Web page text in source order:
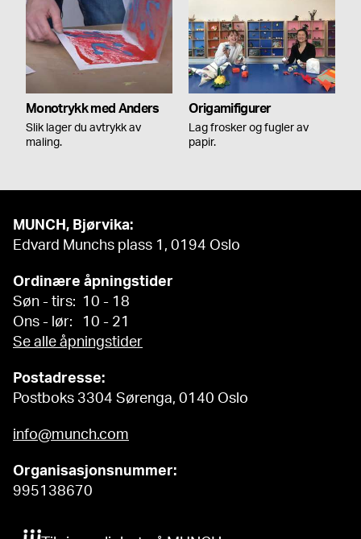
Monotrykk med Anders
Slik lager du avtrykk av
maling.
Origamifigurer
Lag frosker og fugler av
papir.
MUNCH, Bjørvika:
Edvard Munchs plass 1, 0194 Oslo
Ordinære åpningstider
Søn - tirs: 10 - 18
Ons - lør: 10 - 21
Se alle åpningstider
Postadresse:
Postboks 3304 Sørenga, 0140 Oslo
info@munch.com
Organisasjonsnummer:
995138670